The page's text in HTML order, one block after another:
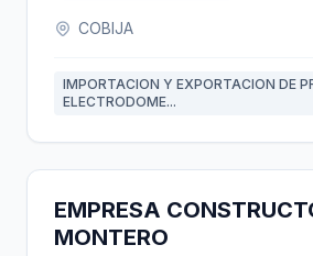
COBIJA
IMPORTACION Y EXPORTACION DE
ELECTRODOME...
EMPRESA
MONTERO